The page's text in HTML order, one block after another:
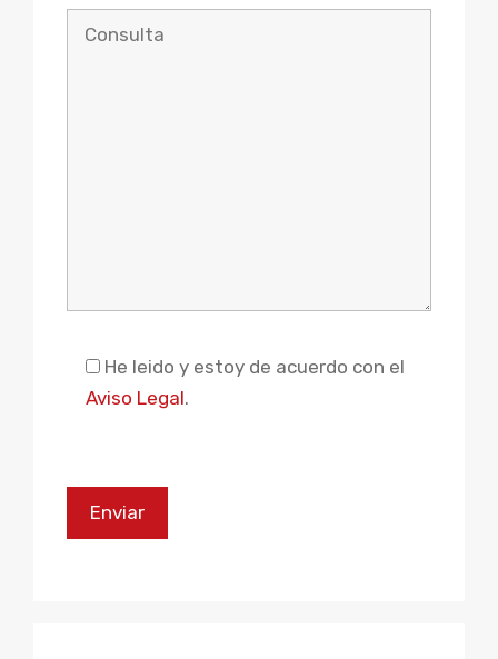
He leido y estoy de acuerdo con el
Aviso Legal.